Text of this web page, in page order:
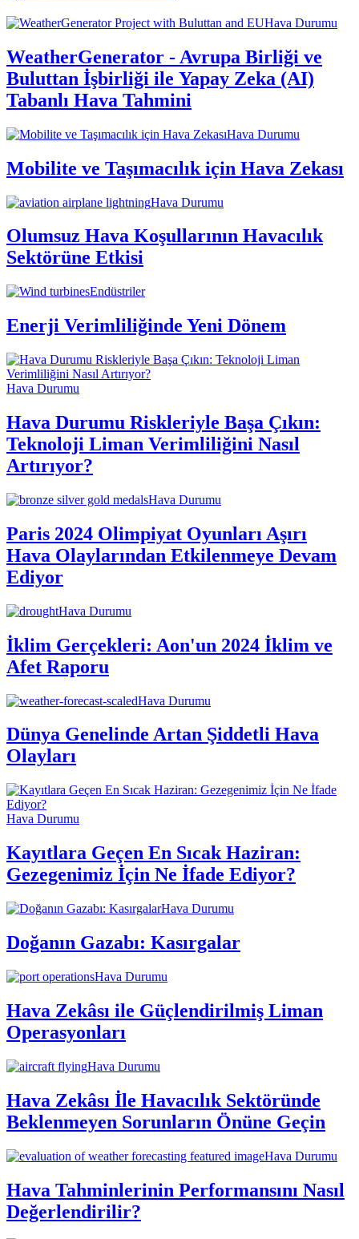
Hava Durumu
WeatherGenerator - Avrupa Birliği ve
Buluttan İşbirliği ile Yapay Zeka (AI)
Tabanlı Hava Tahmini
Hava Durumu
Mobilite ve Taşımacılık için Hava Zekası
Hava Durumu
Olumsuz Hava Koşullarının Havacılık
Sektörüne Etkisi
Endüstriler
Enerji Verimliliğinde Yeni Dönem
Hava Durumu
Hava Durumu Riskleriyle Başa Çıkın:
Teknoloji Liman Verimliliğini Nasıl
Artırıyor?
Hava Durumu
Paris 2024 Olimpiyat Oyunları Aşırı
Hava Olaylarından Etkilenmeye Devam
Ediyor
Hava Durumu
İklim Gerçekleri: Aon'un 2024 İklim ve
Afet Raporu
Hava Durumu
Dünya Genelinde Artan Şiddetli Hava
Olayları
Hava Durumu
Kayıtlara Geçen En Sıcak Haziran:
Gezegenimiz İçin Ne İfade Ediyor?
Hava Durumu
Doğanın Gazabı: Kasırgalar
Hava Durumu
Hava Zekâsı ile Güçlendirilmiş Liman
Operasyonları
Hava Durumu
Hava Zekâsı İle Havacılık Sektöründe
Beklenmeyen Sorunların Önüne Geçin
Hava Durumu
Hava Tahminlerinin Performansını Nasıl
Değerlendirilir?